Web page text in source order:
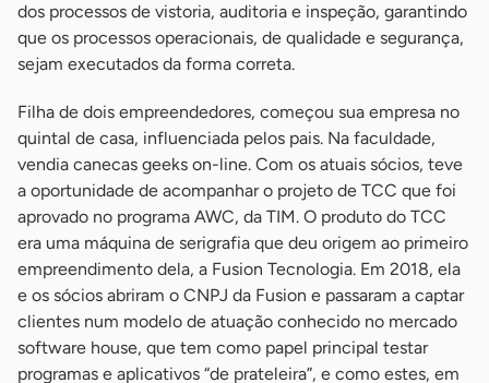
dos processos de vistoria, auditoria e inspeção, garantindo
que os processos operacionais, de qualidade e segurança,
sejam executados da forma correta.
Filha de dois empreendedores, começou sua empresa no
quintal de casa, influenciada pelos pais. Na faculdade,
vendia canecas geeks on-line. Com os atuais sócios, teve
a oportunidade de acompanhar o projeto de TCC que foi
aprovado no programa AWC, da TIM. O produto do TCC
era uma máquina de serigrafia que deu origem ao primeiro
empreendimento dela, a Fusion Tecnologia. Em 2018, ela
e os sócios abriram o CNPJ da Fusion e passaram a captar
clientes num modelo de atuação conhecido no mercado
software house, que tem como papel principal testar
programas e aplicativos “de prateleira”, e como estes, em